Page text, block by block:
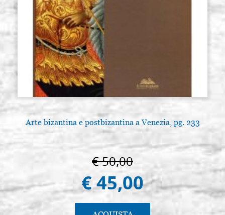
Arte bizantina e postbizantina a Venezia, pg. 233
€ 50,00
€ 45,00